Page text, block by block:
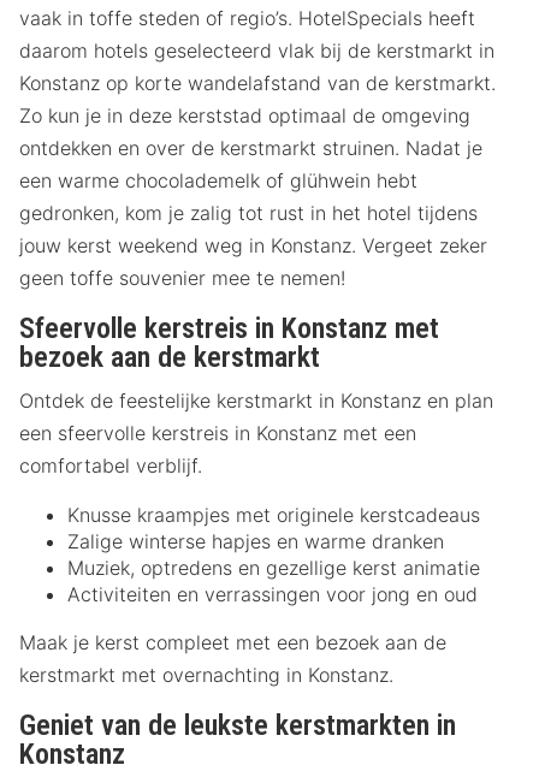
vaak in toffe steden of regio’s. HotelSpecials heeft
daarom hotels geselecteerd vlak bij de kerstmarkt in
Konstanz op korte wandelafstand van de kerstmarkt.
Zo kun je in deze kerststad optimaal de omgeving
ontdekken en over de kerstmarkt struinen. Nadat je
een warme chocolademelk of glühwein hebt
gedronken, kom je zalig tot rust in het hotel tijdens
jouw kerst weekend weg in Konstanz. Vergeet zeker
geen toffe souvenier mee te nemen!
Sfeervolle kerstreis in Konstanz met
bezoek aan de kerstmarkt
Ontdek de feestelijke kerstmarkt in Konstanz en plan
een sfeervolle kerstreis in Konstanz met een
comfortabel verblijf.
Knusse kraampjes met originele kerstcadeaus
Zalige winterse hapjes en warme dranken
Muziek, optredens en gezellige kerst animatie
Activiteiten en verrassingen voor jong en oud
Maak je kerst compleet met een bezoek aan de
kerstmarkt met overnachting in Konstanz.
Geniet van de leukste kerstmarkten in
Konstanz